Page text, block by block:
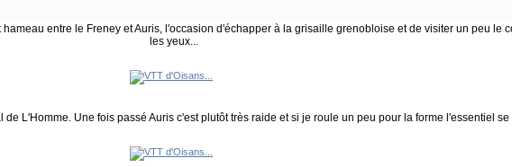
entre le Freney et Auris, l'occasion d'échapper à la grisaille grenobloise et de visiter un peu le
les yeux...
L'Homme. Une fois passé Auris c'est plutôt très raide et si je roule un peu pour la forme l'essentiel